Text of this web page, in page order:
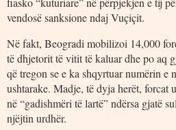
vendosë sanksione ndaj Vuçiçit.
Në fakt, Beogradi mobilizoi 14,000
të dhjetorit të vitit të kaluar dhe po
që tregon se e ka shqyrtuar numërin e
ushtarake. Madje, të dyja herët, forcat
në “gadishmëri të lartë” ndërsa gjatë
njëjtin urdhër.